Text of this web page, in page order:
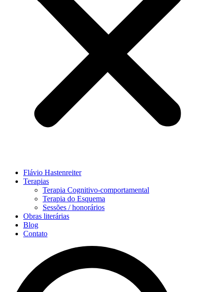
Flávio Hastenreiter
Terapias
Terapia Cognitivo-comportamental
Terapia do Esquema
Sessões / honorários
Obras literárias
Blog
Contato